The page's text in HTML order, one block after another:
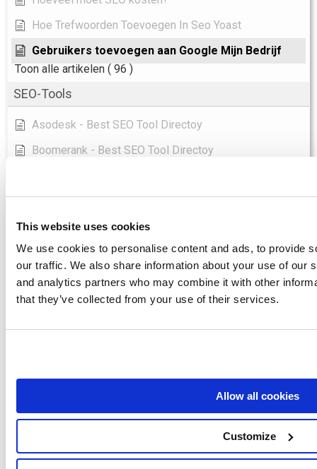
This website uses cookies
We use cookies to personalise content and ads, to provide
our traffic. We also share information about your use of our
and analytics partners who may combine it with other
that they’ve collected from your use of their services.
Allow all cookies
Customize
Hoe Trefwoorden Toevoegen In Seo Yoast
Gebruikers toevoegen aan Google Mijn Bedrijf
Toon alle artikelen ( 96 )
SEO-Tools
Asodesk - Best SEO Tool Directoy
Boomerank - Best SEO Tool Directoy
Keyword Hero - Beste SEO Hulpmiddel Directoy
Labrika - Beste SEO Tool Directoy
Longtail Ux - Best SEO Tool Directoy
Marketingtracer - Beste SEO Tool Directoy
Pulno - Best SEO Tool Directoy
Ranktools - Beste SEO Tool Directoy
Saphyte - Best SEO Tool Directoy
Senuto - Beste SEO Tool Directoy